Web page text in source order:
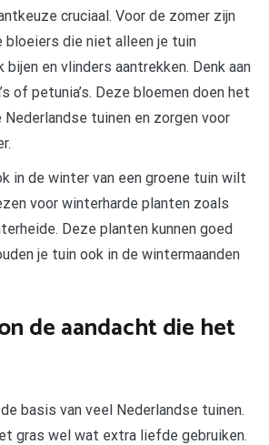
cruciaal. Voor de zomer zijn
bloeiers die niet alleen je tuin
bijen en vlinders aantrekken. Denk aan
of petunia’s. Deze bloemen doen het
tuinen en zorgen voor
in de winter van een groene tuin wilt
voor winterharde planten zoals
Deze planten kunnen goed
je tuin ook in de wintermaanden
de aandacht die het
basis van veel Nederlandse tuinen.
gras wel wat extra liefde gebruiken.